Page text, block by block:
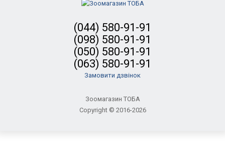
(044) 580-91-91
(098) 580-91-91
(050) 580-91-91
(063) 580-91-91
Замовити дзвінок
Зоомагазин ТОБА
Copyright © 2016-2026